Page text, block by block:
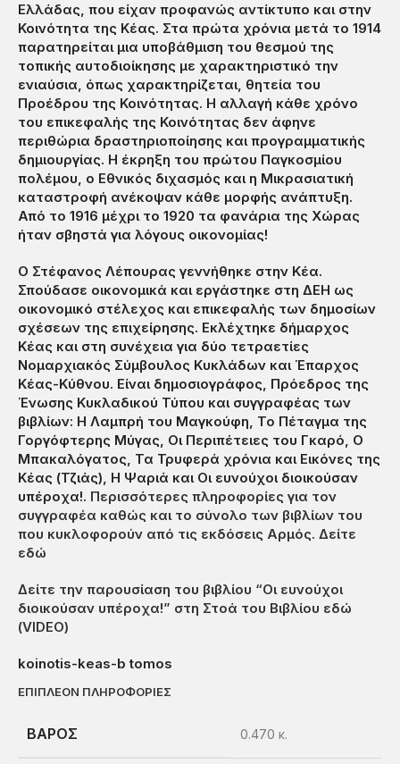
Ελλάδας, που είχαν προφανώς αντίκτυπο και στην
Κοινότητα της Κέας. Στα πρώτα χρόνια μετά το 1914
παρατηρείται μια υποβάθμιση του θεσμού της
τοπικής αυτοδιοίκησης με χαρακτηριστικό την
ενιαύσια, όπως χαρακτηρίζεται, θητεία του
Προέδρου της Κοινότητας. Η αλλαγή κάθε χρόνο
του επικεφαλής της Κοινότητας δεν άφηνε
περιθώρια δραστηριοποίησης και προγραμματικής
δημιουργίας. Η έκρηξη του πρώτου Παγκοσμίου
πολέμου, ο Εθνικός διχασμός και η Μικρασιατική
καταστροφή ανέκοψαν κάθε μορφής ανάπτυξη.
Από το 1916 μέχρι το 1920 τα φανάρια της Χώρας
ήταν σβηστά για λόγους οικονομίας!
Ο Στέφανος Λέπουρας γεννήθηκε στην Κέα.
Σπούδασε οικονομικά και εργάστηκε στη ΔΕΗ ως
οικονομικό στέλεχος και επικεφαλής των δημοσίων
σχέσεων της επιχείρησης. Εκλέχτηκε δήμαρχος
Κέας και στη συνέχεια για δύο τετραετίες
Νομαρχιακός Σύμβουλος Κυκλάδων και Έπαρχος
Κέας-Κύθνου. Είναι δημοσιογράφος, Πρόεδρος της
Ένωσης Κυκλαδικού Τύπου και συγγραφέας των
βιβλίων: Η Λαμπρή του Μαγκούφη, Το Πέταγμα της
Γοργόφτερης Μύγας, Οι Περιπέτειες του Γκαρό, Ο
Μπακαλόγατος, Τα Τρυφερά χρόνια και Εικόνες της
Κέας (Τζιάς), Η Ψαριά και Οι ευνούχοι διοικούσαν
υπέροχα!. Περισσότερες πληροφορίες για τον
συγγραφέα καθώς και το σύνολο των βιβλίων του
που κυκλοφορούν από τις εκδόσεις Αρμός. Δείτε
εδώ
Δείτε την παρουσίαση του βιβλίου “Οι ευνούχοι
διοικούσαν υπέροχα!” στη Στοά του Βιβλίου εδώ
(VIDEO)
koinotis-keas-b tomos
ΕΠΙΠΛΈΟΝ ΠΛΗΡΟΦΟΡΊΕΣ
ΒΆΡΟΣ 0.470 κ.